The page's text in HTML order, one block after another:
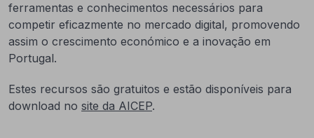
ferramentas e conhecimentos necessários para
competir eficazmente no mercado digital, promovendo
assim o crescimento económico e a inovação em
Portugal.
Estes recursos são gratuitos e estão disponíveis para
download no site da AICEP.